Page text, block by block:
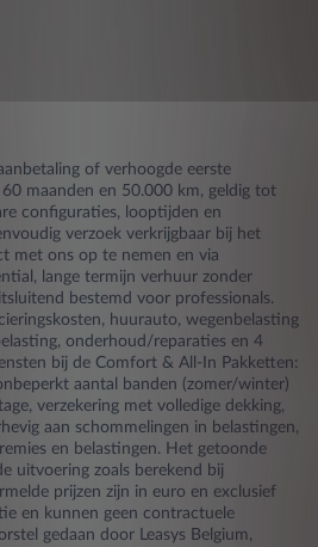
of verhoogde eerste
maanden en 50.000 km, geldig tot
configuraties, looptijden en
verzoek verkrijgbaar bij het
met ons op te nemen en via
lange termijn verhuur zonder
bestemd voor professionals.
huurauto, wegenbelasting
onderhoud/reparaties en 4
bij de Comfort & All-In Pakketten:
aantal banden (zomer/winter)
verzekering met volledige dekking,
aan schommelingen in belastingen,
en belastingen. Het getoonde
uitvoering zoals berekend bij
prijzen zijn in euro en exclusief
en kunnen geen contractuele
gedaan door Leasys Belgium,